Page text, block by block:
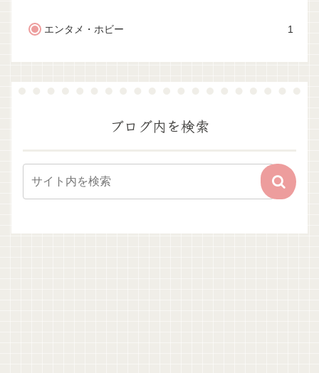
エンタメ・ホビー 1
ブログ内を検索